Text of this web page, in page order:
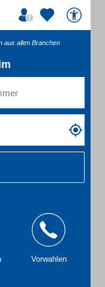
aus allen Branchen
Vorwahlen